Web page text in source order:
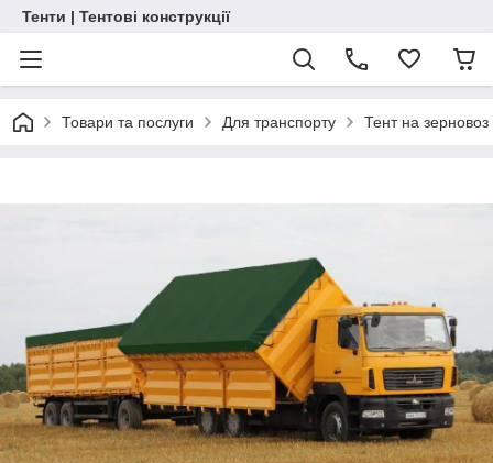
Тенти | Тентові конструкції
Товари та послуги Для транспорту Тент на зерновоз